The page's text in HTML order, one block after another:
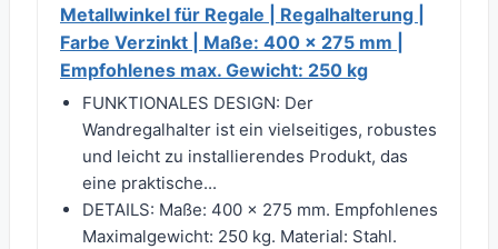
Metallwinkel für Regale | Regalhalterung |
Farbe Verzinkt | Maße: 400 x 275 mm |
Empfohlenes max. Gewicht: 250 kg
FUNKTIONALES DESIGN: Der
Wandregalhalter ist ein vielseitiges, robustes
und leicht zu installierendes Produkt, das
eine praktische...
DETAILS: Maße: 400 x 275 mm. Empfohlenes
Maximalgewicht: 250 kg. Material: Stahl.